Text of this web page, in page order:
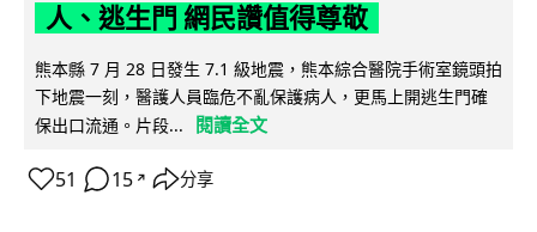
人、逃生門 網民讚值得尊敬
熊本縣 7 月 28 日發生 7.1 級地震，熊本綜合醫院手術室鏡頭拍
下地震一刻，醫護人員臨危不亂保護病人，更馬上開逃生門確
保出口流通。片段...
閱讀全文
51 15 ↗ 分享